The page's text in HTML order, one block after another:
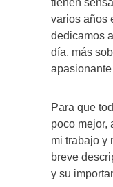
tienen
varios años
dedicamos
día, más
Para que
poco mejor,
mi trabajo y
breve
y su